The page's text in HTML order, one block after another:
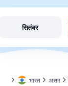
मेंरी लोकेशन
होम
सितंबर
भारत असम